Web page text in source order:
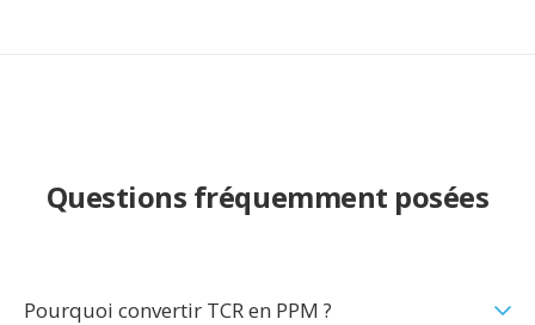
Questions fréquemment posées
Pourquoi convertir TCR en PPM ?